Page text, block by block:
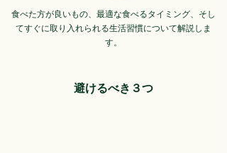
食べた方が良いもの、最適な食べるタイミング、そし
てすぐに取り入れられる生活習慣について解説しま
す。
​避けるべき３つ